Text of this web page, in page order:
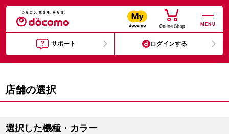
MENU
サポート ログインする
店舗の選択
選択した機種・カラー